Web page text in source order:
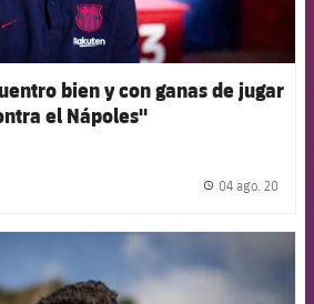
bien y con ganas de jugar
el Nápoles"
04 ago. 20